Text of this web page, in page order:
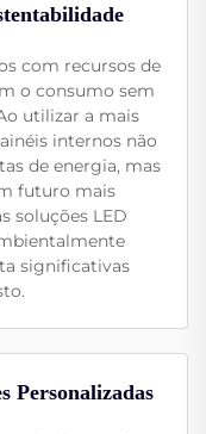
com recursos de
o consumo sem
utilizar a mais
internos não
de energia, mas
futuro mais
soluções LED
significativas
Personalizadas